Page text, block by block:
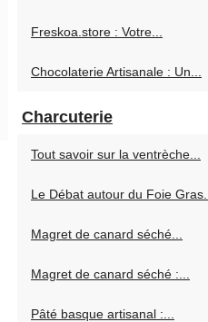
Freskoa.store : Votre...
Chocolaterie Artisanale : Un...
Charcuterie
Tout savoir sur la ventrèche...
Le Débat autour du Foie Gras...
Magret de canard séché...
Magret de canard séché :...
Pâté basque artisanal :...